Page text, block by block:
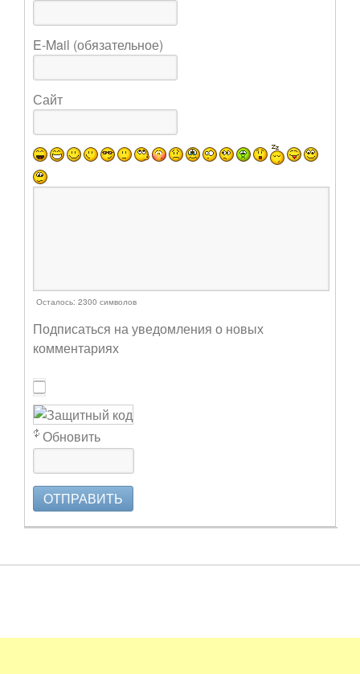
E-Mail (обязательное)
Сайт
Осталось: 2300 символов
Подписаться на уведомления о новых
комментариях
Обновить
ОТПРАВИТЬ